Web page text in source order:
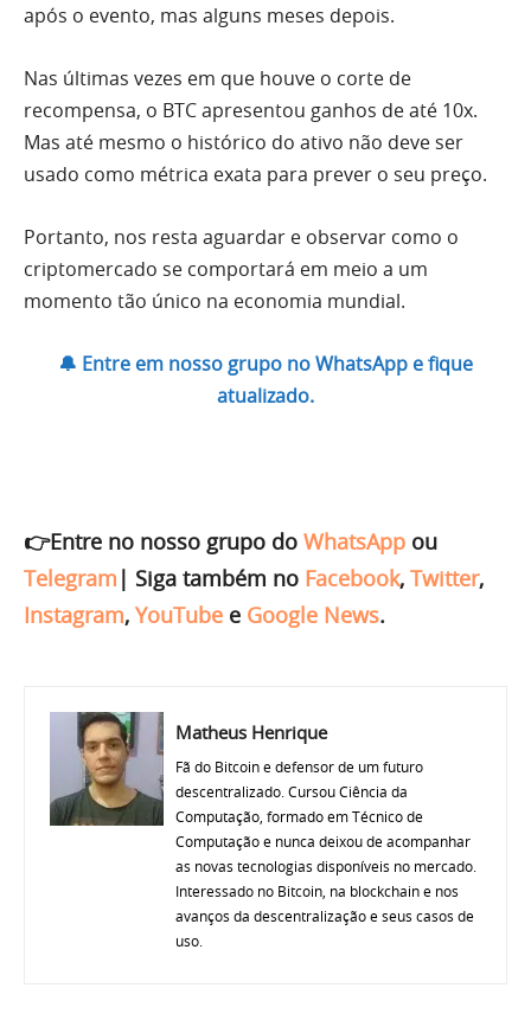
após o evento, mas alguns meses depois.
Nas últimas vezes em que houve o corte de
recompensa, o BTC apresentou ganhos de até 10x.
Mas até mesmo o histórico do ativo não deve ser
usado como métrica exata para prever o seu preço.
Portanto, nos resta aguardar e observar como o
criptomercado se comportará em meio a um
momento tão único na economia mundial.
🔔 Entre em nosso grupo no WhatsApp e fique
atualizado.
👉Entre no nosso grupo do WhatsApp ou
Telegram | Siga também no Facebook, Twitter,
Instagram, YouTube e Google News.
Matheus Henrique
Fã do Bitcoin e defensor de um futuro
descentralizado. Cursou Ciência da
Computação, formado em Técnico de
Computação e nunca deixou de acompanhar
as novas tecnologias disponíveis no mercado.
Interessado no Bitcoin, na blockchain e nos
avanços da descentralização e seus casos de
uso.